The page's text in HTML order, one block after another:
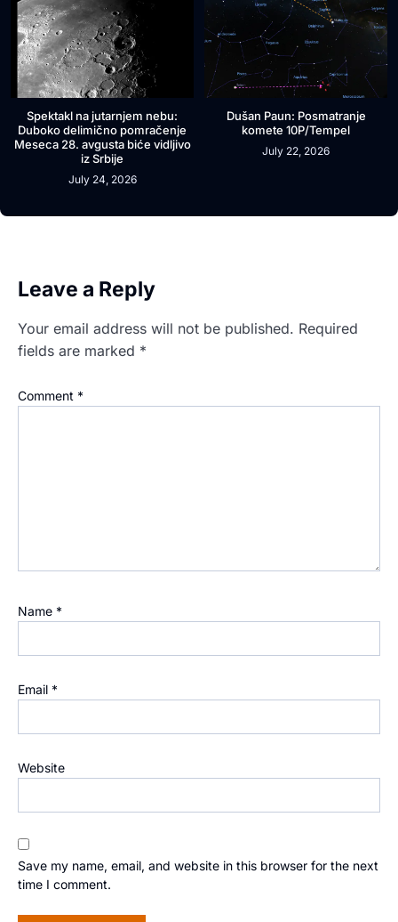
Spektakl na jutarnjem nebu:
Duboko delimično pomračenje
Meseca 28. avgusta biće vidljivo
iz Srbije
July 24, 2026
Dušan Paun: Posmatranje
komete 10P/Tempel
July 22, 2026
Leave a Reply
Your email address will not be published. Required
fields are marked *
Comment *
Name *
Email *
Website
Save my name, email, and website in this browser for the next
time I comment.